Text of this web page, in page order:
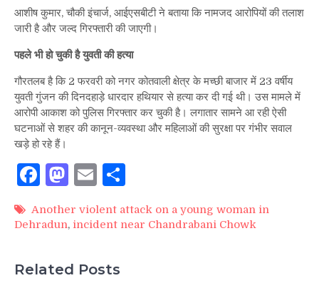
आशीष कुमार, चौकी इंचार्ज, आईएसबीटी ने बताया कि नामजद आरोपियों की तलाश
जारी है और जल्द गिरफ्तारी की जाएगी।
पहले भी हो चुकी है युवती की हत्या
गौरतलब है कि 2 फरवरी को नगर कोतवाली क्षेत्र के मच्छी बाजार में 23 वर्षीय
युवती गुंजन की दिनदहाड़े धारदार हथियार से हत्या कर दी गई थी। उस मामले में
आरोपी आकाश को पुलिस गिरफ्तार कर चुकी है। लगातार सामने आ रही ऐसी
घटनाओं से शहर की कानून-व्यवस्था और महिलाओं की सुरक्षा पर गंभीर सवाल
खड़े हो रहे हैं।
Facebook
Mastodon
Email
Another violent attack on a young woman in
Dehradun, incident near Chandrabani Chowk
Related Posts